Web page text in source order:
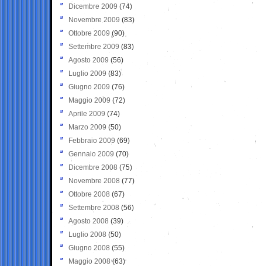
Dicembre 2009 (74)
Novembre 2009 (83)
Ottobre 2009 (90)
Settembre 2009 (83)
Agosto 2009 (56)
Luglio 2009 (83)
Giugno 2009 (76)
Maggio 2009 (72)
Aprile 2009 (74)
Marzo 2009 (50)
Febbraio 2009 (69)
Gennaio 2009 (70)
Dicembre 2008 (75)
Novembre 2008 (77)
Ottobre 2008 (67)
Settembre 2008 (56)
Agosto 2008 (39)
Luglio 2008 (50)
Giugno 2008 (55)
Maggio 2008(63)